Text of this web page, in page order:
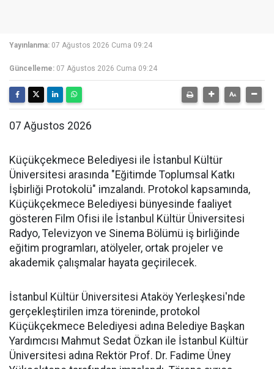
Yayınlanma: 07 Ağustos 2026 Cuma 09:24
Güncelleme: 07 Ağustos 2026 Cuma 09:24
07 Ağustos 2026
Küçükçekmece Belediyesi ile İstanbul Kültür
Üniversitesi arasında "Eğitimde Toplumsal Katkı
İşbirliği Protokolü" imzalandı. Protokol kapsamında,
Küçükçekmece Belediyesi bünyesinde faaliyet
gösteren Film Ofisi ile İstanbul Kültür Üniversitesi
Radyo, Televizyon ve Sinema Bölümü iş birliğinde
eğitim programları, atölyeler, ortak projeler ve
akademik çalışmalar hayata geçirilecek.
İstanbul Kültür Üniversitesi Ataköy Yerleşkesi'nde
gerçekleştirilen imza töreninde, protokol
Küçükçekmece Belediyesi adına Belediye Başkan
Yardımcısı Mahmut Sedat Özkan ile İstanbul Kültür
Üniversitesi adına Rektör Prof. Dr. Fadime Üney